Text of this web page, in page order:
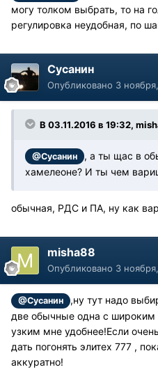
могу толком выбрать, то на
регулировка неудобная, по
Сусанин
Опубликовано 3
В 03.11.2016 в 19:32,
@Сусанин
, а ты щас в
хамелеоне? И ты чем
обычная, РДС и ПА, ну как
misha88
Опубликовано 3
@Сусанин
,ну тут надо
две обычные одна с широким
узким мне удобнее!Если
дать погонять элитех 777 ,
аккуратно!